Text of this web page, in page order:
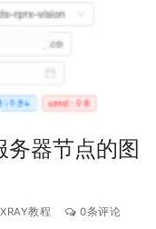
器节点的图
XRAY教程 0条评论